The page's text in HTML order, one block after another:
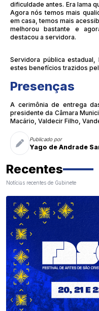
dificuldade antes. Era lama
Agora nós temos mais
em casa, temos mais
melhorou bastante e
destacou a servidora.
Servidora pública estadual,
estes benefícios trazidos
Presenças
A cerimônia de entrega
presidente da Câmara
Macário, Valdecir Filho,
Publicado por
Yago de Andrade
Recentes
Notícias recentes de Gabinete